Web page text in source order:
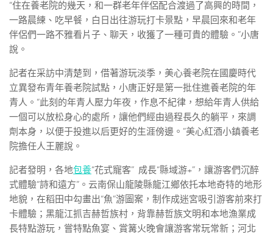
“住在養老院的幾天，和一群老年伴侶配合渡過了高興的時間，
一路晨練、吃早餐，白日出往游玩打卡景點，早晨回來和老年
伴侶們一路不雅看片子、聊天，收獲了一種可貴的體驗。”小唐
說。
記者在采訪中清楚到，借著游玩淡季，美心養老院在國慶時代
立異發布青年養老院試點，小唐正好是第一批住進養老院的年
青人。“此刻的年青人壓力年夜，作息不紀律，想給年青人供給
一個可以放松身心的處所，讓他們經由過程長久的躺平，來調
劑本身，以便于投進以后更好的生涯傍邊。”美心紅酒小鎮養老
院擔任人王麗說。
記者發明，各地包養“花式寵客” 成長“縣域游+”，讓游客們沉醉
式體驗“詩和遠方”。云南保山龍陵縣龍江鄉依托本地奇特的地形
地貌，在稻田中勾畫出“魚”游圖案，制作成迷宮吸引游客前來打
卡體驗；黑龍江抓吉赫哲族村，背靠赫哲族文明和本地漁業成
長特點游玩，嘗特點魚宴、賞篝火晚會讓游客常玩常新；河北